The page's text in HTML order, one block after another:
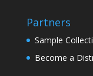
Partners
Sample
Become a